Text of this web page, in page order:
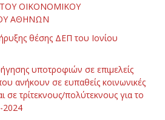
ΟΙΚΟΝΟΜΙΚΟΥ
ΑΘΗΝΩΝ
θέσης ΔΕΠ του Ιονίου
υποτροφιών σε επιμελείς
ανήκουν σε ευπαθείς κοινωνικές
σε τρίτεκνους/πολύτεκνους για το
2024